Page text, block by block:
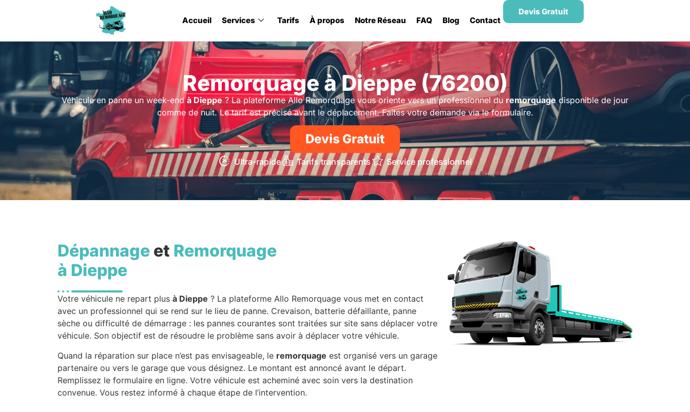
Accueil Services Tarifs À propos Notre Réseau FAQ Blog Contact
Devis Gratuit
Remorquage à Dieppe (76200)
Véhicule en panne un week-endà Dieppe? La plateforme Allo Remorquage vous oriente vers un professionnel du remorquagedisponible de jour
comme de nuit. Le tarif est précisé avant le déplacement. Faites votre demande via le formulaire.
Devis Gratuit
Ultra-rapide Tarifs transparents Service professionnel
Dépannage et Remorquage
à Dieppe
Votre véhicule ne repart plus à Dieppe ? La plateforme Allo Remorquage vous met en contact
avec un professionnel qui se rend sur le lieu de panne. Crevaison, batterie défaillante, panne
sèche ou difficulté de démarrage : les pannes courantes sont traitées sur site sans déplacer votre
véhicule. Son objectif est de résoudre le problème sans avoir à déplacer votre véhicule.
Quand la réparation sur place n’est pas envisageable, le remorquage est organisé vers un garage
partenaire ou vers le garage que vous désignez. Le montant est annoncé avant le départ.
Remplissez le formulaire en ligne. Votre véhicule est acheminé avec soin vers la destination
convenue. Vous restez informé à chaque étape de l’intervention.